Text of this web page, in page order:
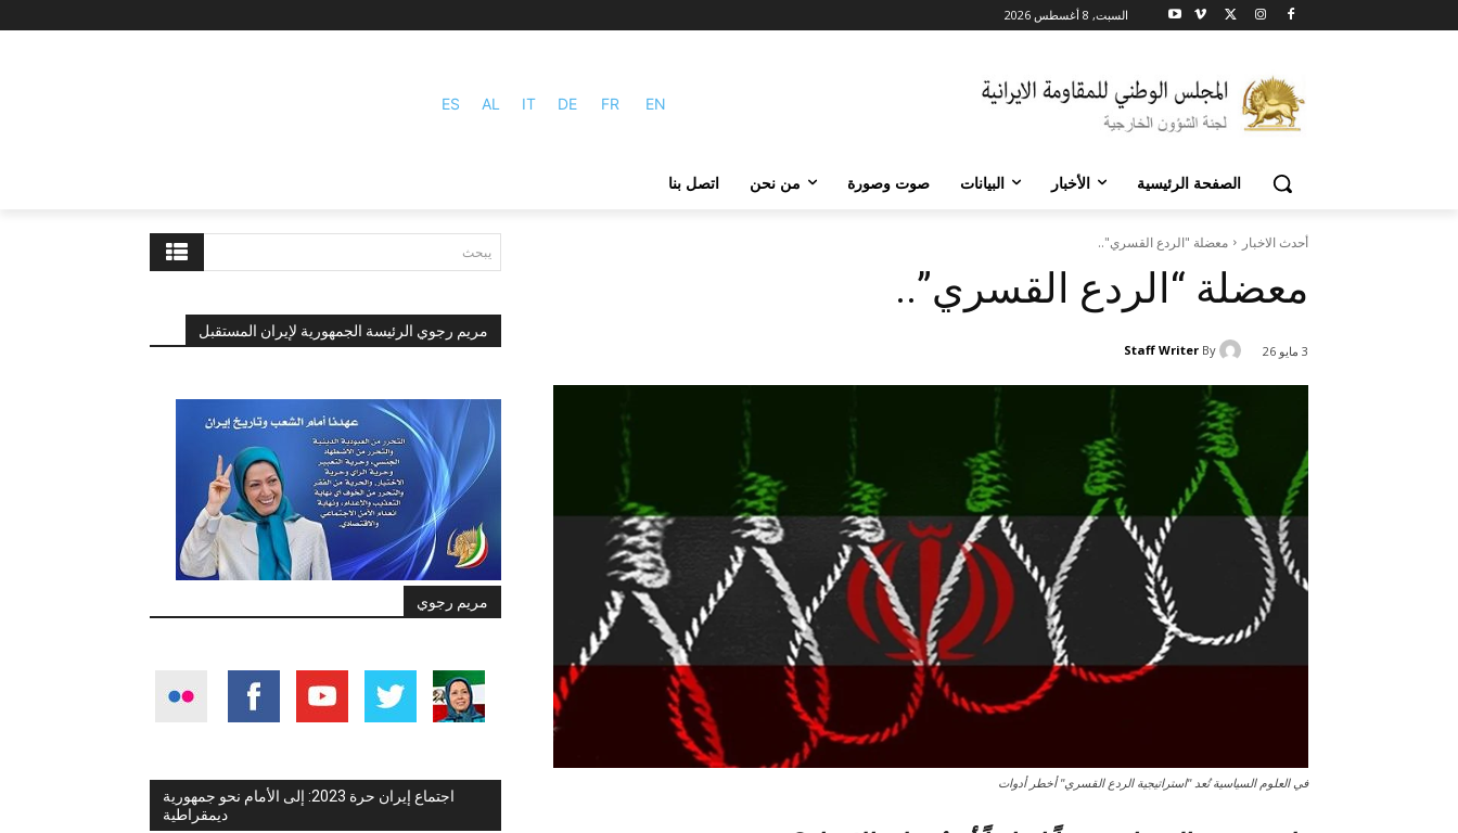
السبت, 8 أغسطس 2026
ES AL IT DE FR EN
الصفحة الرئيسية الأخبار البيانات صوت وصورة من نحن اتصل بنا
يبحث
مريم رجوي الرئيسة الجمهورية لإيران المستقبل
مريم رجوي
اجتماع إيران حرة 2023: إلى الأمام نحو جمهورية
ديمقراطية
أحدث الاخبار معضلة "الردع القسري"..
معضلة “الردع القسري”..
3 مايو 26 By
Staff Writer
في العلوم السياسية تُعد "استراتيجية الردع القسري" أخطر أدوات